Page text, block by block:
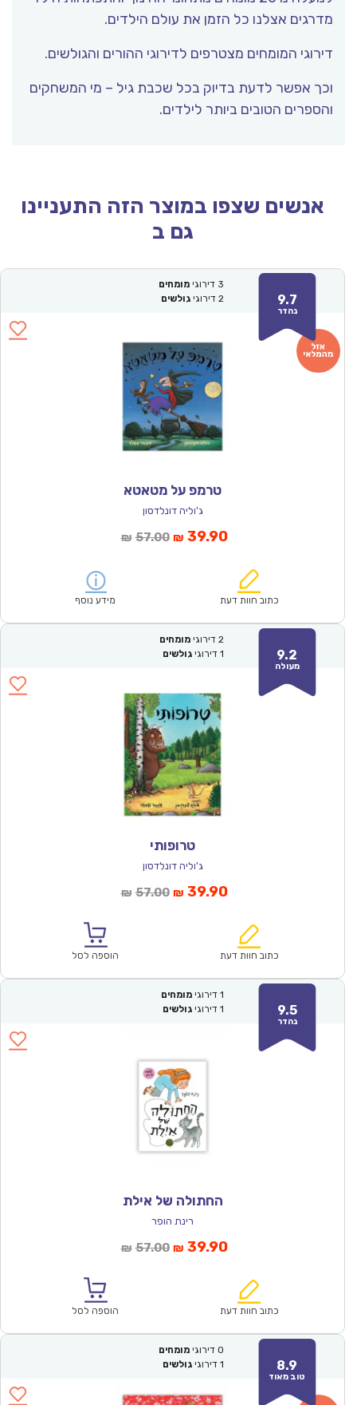
מדרגים אצלנו כל הזמן את עולם הילדים.
דירוגי המומחים מצטרפים לדירוגי ההורים והגולשים.
וכך אפשר לדעת בדיוק בכל שכבת גיל – מי המשחקים
והספרים הטובים ביותר לילדים.
אנשים שצפו במוצר הזה התעניינו
גם ב
9.7
נהדר
3 דירוגי מומחים
2 דירוגי גולשים
טרמפ על מטאטא
ג'וליה דונלדסון
₪ 57.00המחיר
₪57.00.
₪ 39.90המחיר
הוא:
כתוב חוות דעת מידע נוסף
9.2
מעולה
2 דירוגי מומחים
1 דירוגי גולשים
טרופותי
ג'וליה דונלדסון
₪ 57.00המחיר
₪57.00.
₪ 39.90המחיר
הוא:
כתוב חוות דעת הוספה לסל
9.5
נהדר
1 דירוגי מומחים
1 דירוגי גולשים
החתולה של אילת
רינת הופר
₪ 57.00המחיר
₪57.00.
₪ 39.90המחיר
הוא:
כתוב חוות דעת הוספה לסל
8.9
טוב מאוד
0 דירוגי מומחים
1 דירוגי גולשים